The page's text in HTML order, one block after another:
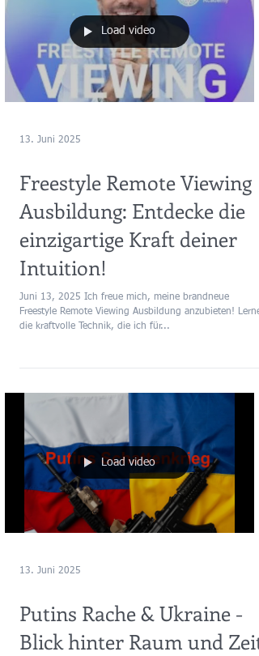
Load video
13. Juni 2025
Freestyle Remote Viewing
Ausbildung: Entdecke die
einzigartige Kraft deiner
Intuition!
Juni 13, 2025 Ich freue mich, meine brandneue
Freestyle Remote Viewing Ausbildung anzubieten! Lerne
die kraftvolle Technik, die ich für...
Load video
13. Juni 2025
Putins Rache & Ukraine -
Blick hinter Raum und Zeit